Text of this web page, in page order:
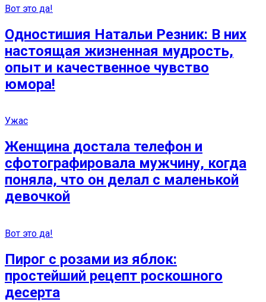
Вот это да!
Одностишия Натальи Резник: В них
настоящая жизненная мудрость,
опыт и качественное чувство
юмора!
Ужас
Женщина достала телефон и
сфотографировала мужчину, когда
поняла, что он делал с маленькой
девочкой
Вот это да!
Пирог с розами из яблок:
простейший рецепт роскошного
десерта